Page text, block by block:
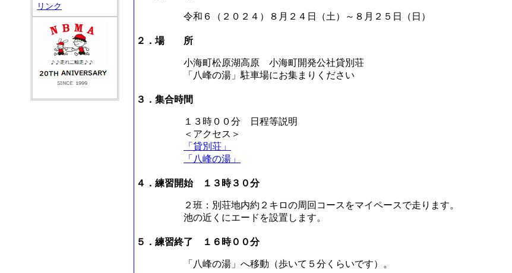
リンク
令和６（２０２４）８月２４日（土）～８月２５日（日）
２．場 所
小海町松原湖高原 小海町開発公社貸別荘
「八峰の湯」駐車場にお集まりください
３．集合時間
１３時００分 日程等説明
＜アクセス＞
「貸別荘」
「八峰の湯」
４．練習開始 １３時３０分
２班：別荘地内約２キロの周回コースをマイペースで走ります。
池の近くにエードを設置します。
５．練習終了 １６時００分
「八峰の湯」へ移動（歩いて５分くらいです）。